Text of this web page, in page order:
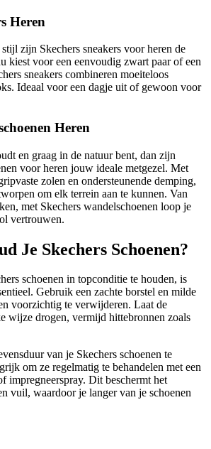
Heren
zijn Skechers sneakers voor heren de
kiest voor een eenvoudig zwart paar of een
sneakers combineren moeiteloos
Ideaal voor een dagje uit of gewoon voor
Heren
en graag in de natuur bent, dan zijn
voor heren jouw ideale metgezel. Met
zolen en ondersteunende demping,
om elk terrein aan te kunnen. Van
met Skechers wandelschoenen loop je
vertrouwen.
Je Skechers Schoenen?
schoenen in topconditie te houden, is
Gebruik een zachte borstel en milde
voorzichtig te verwijderen. Laat de
wijze drogen, vermijd hittebronnen zoals
van je Skechers schoenen te
om ze regelmatig te behandelen met een
impregneerspray. Dit beschermt het
vuil, waardoor je langer van je schoenen